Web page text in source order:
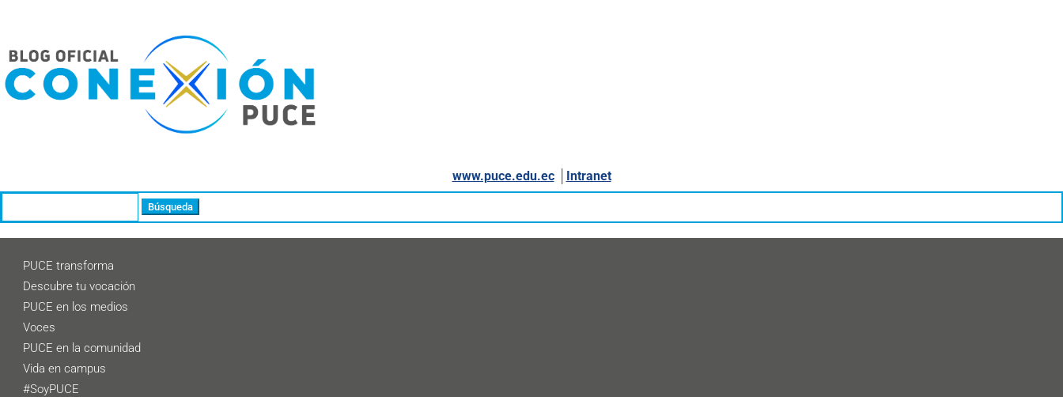
www.puce.edu.ec│ Intranet
PUCE transforma
Descubre tu vocación
PUCE en los medios
Voces
PUCE en la comunidad
Vida en campus
#SoyPUCE